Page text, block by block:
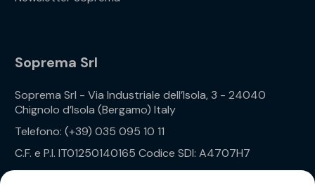
Soprema Srl
Soprema Srl - Via Industriale dell’Isola, 3 - 24040
Chignolo d’Isola (Bergamo) Italy
Telefono: (+39) 035 095 10 11
C.F. e P.I. IT01250140165 Codice SDI: A4707H7
Privacy Policy